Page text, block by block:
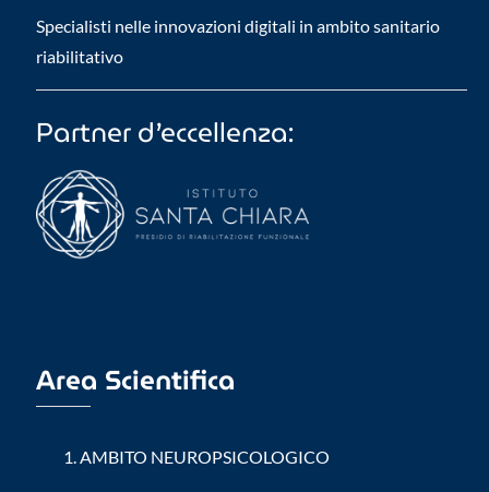
Specialisti nelle innovazioni digitali in ambito sanitario
riabilitativo
Partner d’eccellenza:
Area Scientifica
AMBITO NEUROPSICOLOGICO